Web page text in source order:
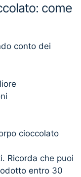
come
conto dei
cioccolato
Ricorda che puoi
entro 30